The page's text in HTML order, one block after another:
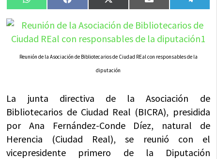
Compartir
en
WhatsAppCompartir
en
FacebookCompartir
en
X
(Twitter)
Compartir
en
Email
en
Reunión de la Asociación de Bibliotecarios de Ciudad REal con responsables de la
diputación
La junta directiva de la Asociación de
Bibliotecarios de Ciudad Real (BICRA), presidida
por Ana Fernández-Conde Díez, natural de
Herencia (Ciudad Real), se reunió con el
vicepresidente primero de la Diputación